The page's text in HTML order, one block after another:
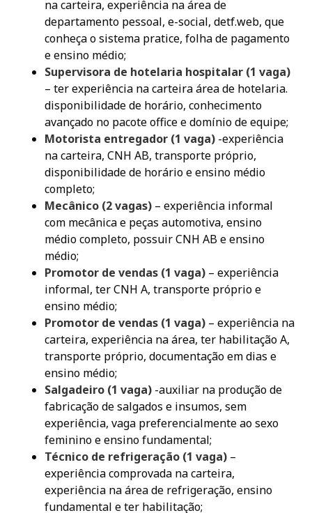
na carteira, experiência na área de
departamento pessoal, e-social, detf.web, que
conheça o sistema pratice, folha de pagamento
e ensino médio;
Supervisora de hotelaria hospitalar (1 vaga)
– ter experiência na carteira área de hotelaria.
disponibilidade de horário, conhecimento
avançado no pacote office e domínio de equipe;
Motorista entregador (1 vaga) -experiência
na carteira, CNH AB, transporte próprio,
disponibilidade de horário e ensino médio
completo;
Mecânico (2 vagas) – experiência informal
com mecânica e peças automotiva, ensino
médio completo, possuir CNH AB e ensino
médio;
Promotor de vendas (1 vaga) – experiência
informal, ter CNH A, transporte próprio e
ensino médio;
Promotor de vendas (1 vaga) – experiência na
carteira, experiência na área, ter habilitação A,
transporte próprio, documentação em dias e
ensino médio;
Salgadeiro (1 vaga) -auxiliar na produção de
fabricação de salgados e insumos, sem
experiência, vaga preferencialmente ao sexo
feminino e ensino fundamental;
Técnico de refrigeração (1 vaga) –
experiência comprovada na carteira,
experiência na área de refrigeração, ensino
fundamental e ter habilitação;